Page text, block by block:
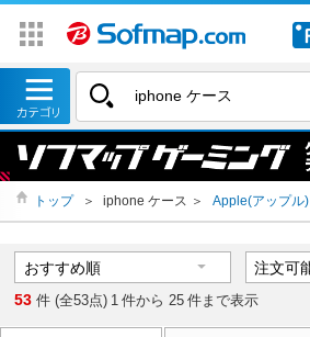
トップ ＞ iphone ケース ＞ Apple(アップル)
53 件 (全53点) 1 件から 25 件まで表示